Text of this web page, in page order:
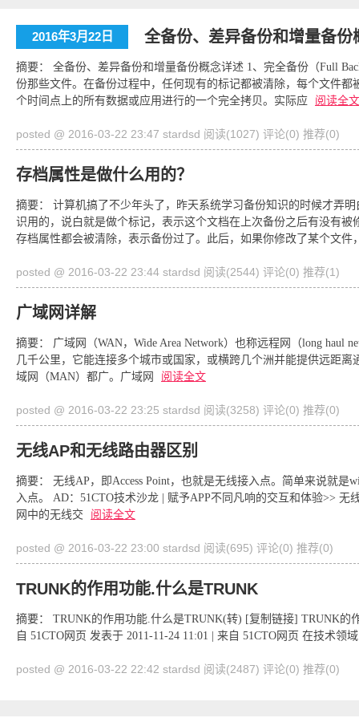
2016年3月22日 全备份、差异备份和增量备份
摘要： 全备份、差异备份和增量备份概念详述 1、完全备份（Full
份那些文件。在备份过程中，任何现有的标记都被清除，每个文件
个时间点上的所有数据或应用进行的一个完全拷贝。实际应
阅读全文
posted @ 2016-03-22 23:47 stardsd 阅读(1027) 评论(0) 推荐(0)
存档属性是做什么用的？
摘要： 计算机搞了不少年头了，昨天系统学习备份知识的时候才弄
识用的，说白就是做个标记，表示这个文档在上次备份之后有没有
存档属性都会被清除，表示备份过了。此后，如果你修改了某个文件
posted @ 2016-03-22 23:44 stardsd 阅读(2544) 评论(0) 推荐(1)
广域网详解
摘要： 广域网（WAN，Wide Area Network）也称远程网（long haul
几千公里，它能连接多个城市或国家，或横跨几个洲并能提供远距
域网（MAN）都广。广域网
阅读全文
posted @ 2016-03-22 23:25 stardsd 阅读(3258) 评论(0) 推荐(0)
无线AP和无线路由器区别
摘要： 无线AP，即Access Point，也就是无线接入点。简单来说就
入点。 AD：51CTO技术沙龙 | 赋予APP不同凡响的交互和体验>>
网中的无线交
阅读全文
posted @ 2016-03-22 23:00 stardsd 阅读(695) 评论(0) 推荐(0)
TRUNK的作用功能.什么是TRUNK
摘要： TRUNK的作用功能.什么是TRUNK(转) [复制链接] TRUNK的
自 51CTO网页 发表于 2011-11-24 11:01 | 来自 51CTO网页 在技术领
posted @ 2016-03-22 22:42 stardsd 阅读(2487) 评论(0) 推荐(0)